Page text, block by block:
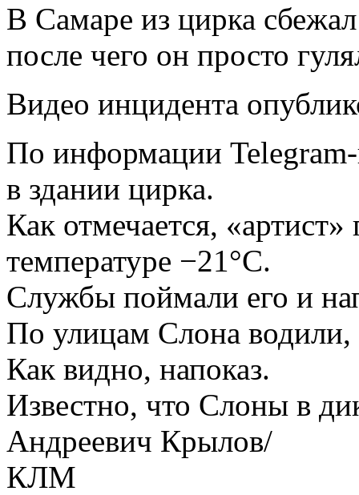
В Самаре из цирка
после чего он просто
Видео инцидента
По информации Telegram-
в здании цирка.
Как отмечается,
температуре −21°C.
Службы поймали его и
По улицам Слона водили,
Как видно, напоказ.
Известно, что Слоны в
Андреевич Крылов/
КЛМ